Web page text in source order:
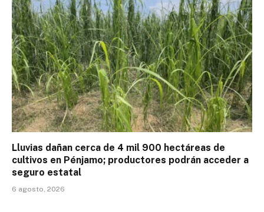
Lluvias dañan cerca de 4 mil 900 hectáreas de
cultivos en Pénjamo; productores podrán acceder a
seguro estatal
6 agosto, 2026